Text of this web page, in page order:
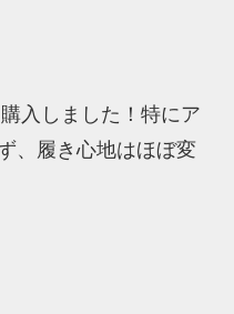
入しました！特にア
、履き心地はほぼ変